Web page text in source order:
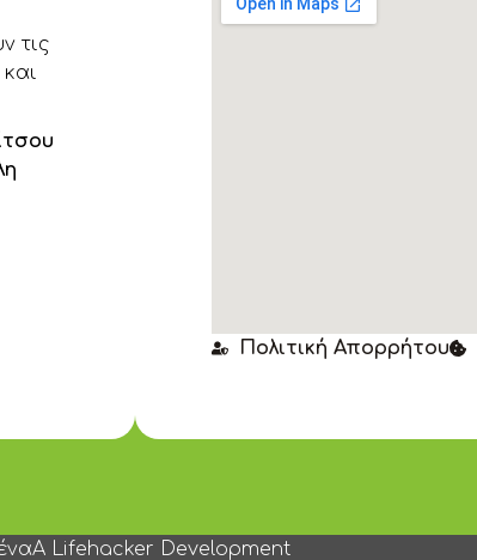
τις
Πολιτική Απορρήτου
A Lifehacker Development